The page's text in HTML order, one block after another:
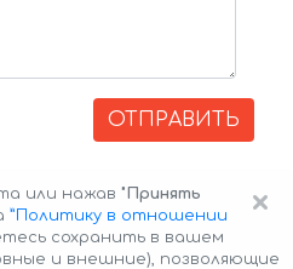
ОТПРАВИТЬ
×
или нажав "Принять
”Политику в отношении
сохранить в вашем
и внешние), позволяющие